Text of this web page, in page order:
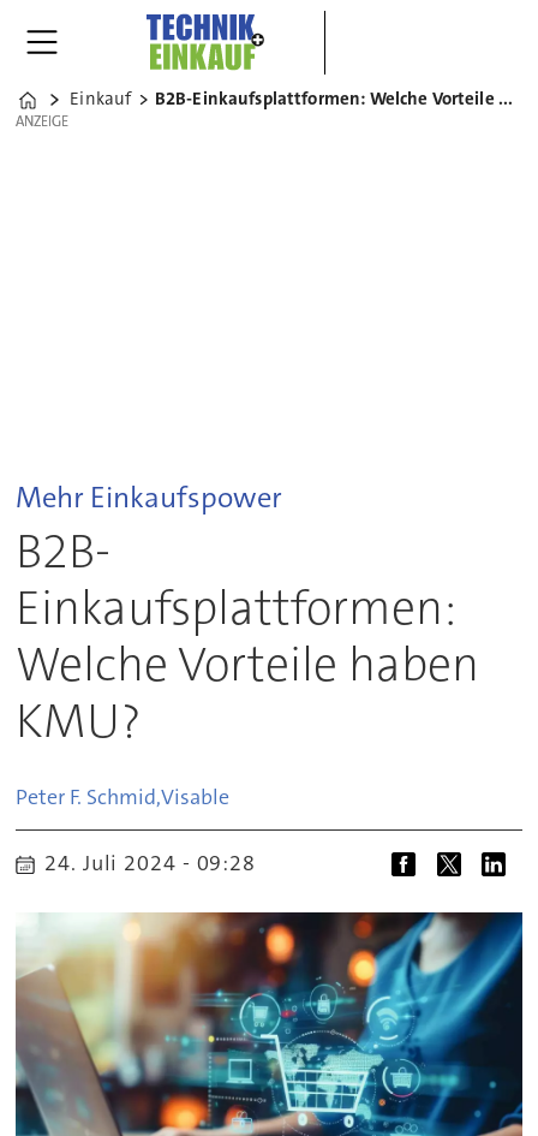
Home
Einkauf B2B-Einkaufsplattformen: Welche Vorteile haben KMU?
ANZEIGE
ANZEIGE
Mehr Einkaufspower
B2B-
Einkaufsplattformen:
Welche Vorteile haben
KMU?
Peter F. Schmid,Visable
24. Juli 2024 - 09:28